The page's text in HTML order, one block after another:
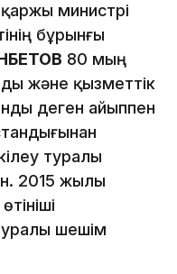
министрі
бұрынғы
80 мың
және қызметтік
деген айыппен
туралы
2015 жылы
шешім